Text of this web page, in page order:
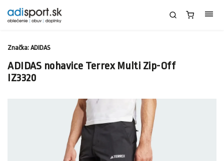
ADIDAS nohavice Terrex Multi Zip-Off
IZ3320
Značka: ADIDAS